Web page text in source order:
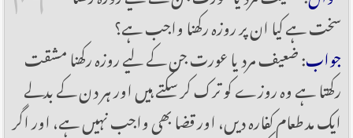
سخت ہے کیا ان پر روزہ رکھنا واجب ہے؟
جواب: ضعیف مرد یا عورت جن کے لیے روزہ رکھنا مشقت
رکھتا ہے وہ روزے کو ترک کر سکتے ہیں اور ہر دن کے بدلے
ایک مد طعام کفارہ دیں، اور قضا بھی واجب نہیں ہے، اور اگر